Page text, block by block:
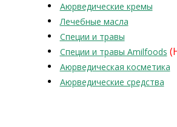
Аюрведические кремы
Лечебные масла
Специи и травы
Специи и травы Amilfoods
Аюрведическая косметика
Аюрведические средства